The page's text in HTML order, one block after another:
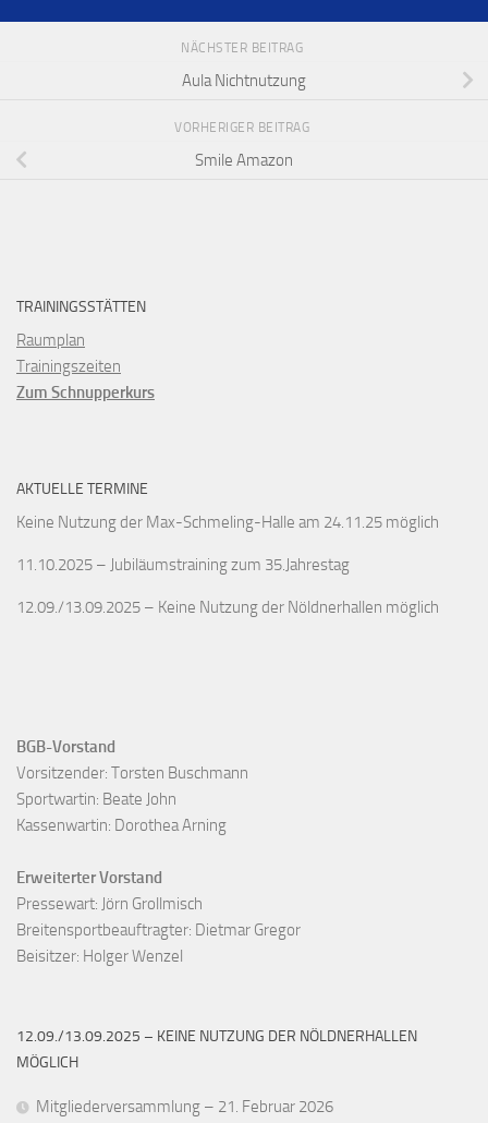
NÄCHSTER BEITRAG
Aula Nichtnutzung
VORHERIGER BEITRAG
Smile Amazon
TRAININGSSTÄTTEN
Raumplan
Trainingszeiten
Zum Schnupperkurs
AKTUELLE TERMINE
Keine Nutzung der Max-Schmeling-Halle am 24.11.25 möglich
11.10.2025 – Jubiläumstraining zum 35.Jahrestag
12.09./13.09.2025 – Keine Nutzung der Nöldnerhallen möglich
BGB-Vorstand
Vorsitzender: Torsten Buschmann
Sportwartin: Beate John
Kassenwartin: Dorothea Arning
Erweiterter Vorstand
Pressewart: Jörn Grollmisch
Breitensportbeauftragter: Dietmar Gregor
Beisitzer: Holger Wenzel
12.09./13.09.2025 – KEINE NUTZUNG DER NÖLDNERHALLEN
MÖGLICH
Mitgliederversammlung – 21. Februar 2026